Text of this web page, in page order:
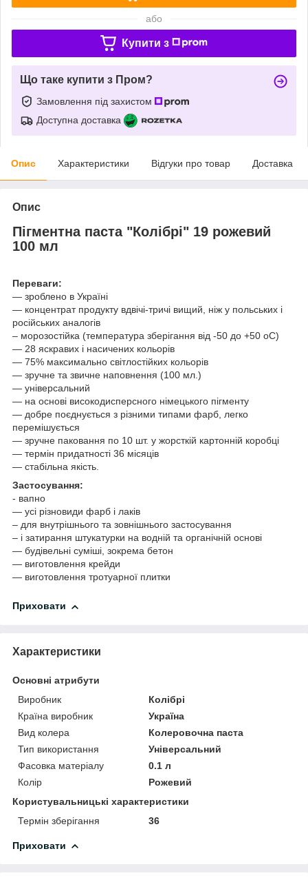
або
Купити з
Що таке купити з Пром?
Замовлення під захистом
Доступна доставка
Опис Характеристики Відгуки про товар Доставка
Опис
Пігментна паста "Колібрі" 19 рожевий
100 мл
Переваги:
— зроблено в Україні
— концентрат продукту вдвічі-тричі вищий, ніж у польських і
російських аналогів
– морозостійка (температура зберігання від -50 до +50 oС)
— 28 яскравих і насичених кольорів
— 75% максимально світлостійких кольорів
— зручне та звичне наповнення (100 мл.)
— універсальний
— на основі високодисперсного німецького пігменту
— добре поєднується з різними типами фарб, легко
перемішується
— зручне паковання по 10 шт. у жорсткій картонній коробці
— термін придатності 36 місяців
— стабільна якість.
Застосування:
- вапно
— усі різновиди фарб і лаків
– для внутрішнього та зовнішнього застосування
– і затирання штукатурки на водній та органічній основі
— будівельні суміші, зокрема бетон
— виготовлення крейди
— виготовлення тротуарної плитки
Приховати
Характеристики
Основні атрибути
Виробник
Колібрі
Країна виробник
Україна
Вид колера
Колеровочна паста
Тип використання
Універсальний
Фасовка матеріалу
0.1 л
Колір
Рожевий
Користувальницькі характеристики
Термін зберігання
36
Приховати